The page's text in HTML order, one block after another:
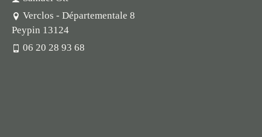
Verclos - Départementale 8
Peypin 13124
06 20 28 93 68